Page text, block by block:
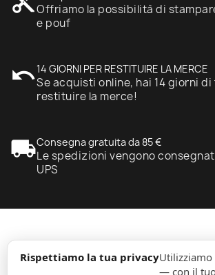
Rispettiamo la tua privacy
— con il
Offriamo la possibilità di
e pouf
undo14 GIORNI PER RESTITUIRE LA MERCE
Se acquisti online, hai 14 giorni
restituire la merce!
local_shippingConsegna gratuita da 85 €
Le spedizioni vengono
UPS